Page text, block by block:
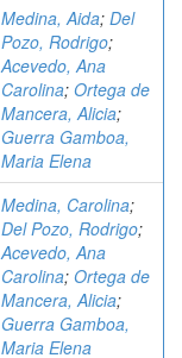
Medina, Aida; Del
Pozo, Rodrigo;
Acevedo, Ana
Carolina; Ortega de
Mancera, Alicia;
Guerra Gamboa,
Maria Elena
Medina, Carolina;
Del Pozo, Rodrigo;
Acevedo, Ana
Carolina; Ortega de
Mancera, Alicia;
Guerra Gamboa,
Maria Elena